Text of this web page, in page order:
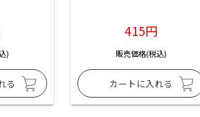
)
415円
販売価格(税込)